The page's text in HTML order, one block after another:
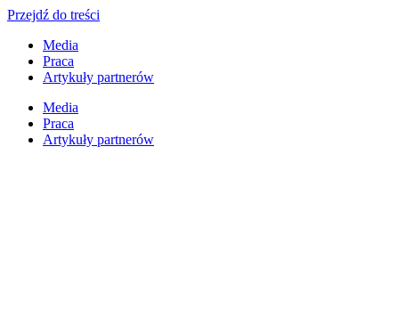
Przejdź do treści
Media
Praca
Artykuły partnerów
Media
Praca
Artykuły partnerów